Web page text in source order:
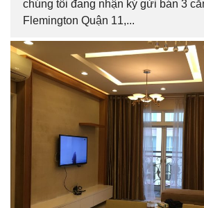
chúng tôi đang nhận ký gửi bán 3
Flemington Quận 11,...